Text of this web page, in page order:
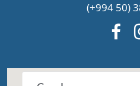
(+994 50)